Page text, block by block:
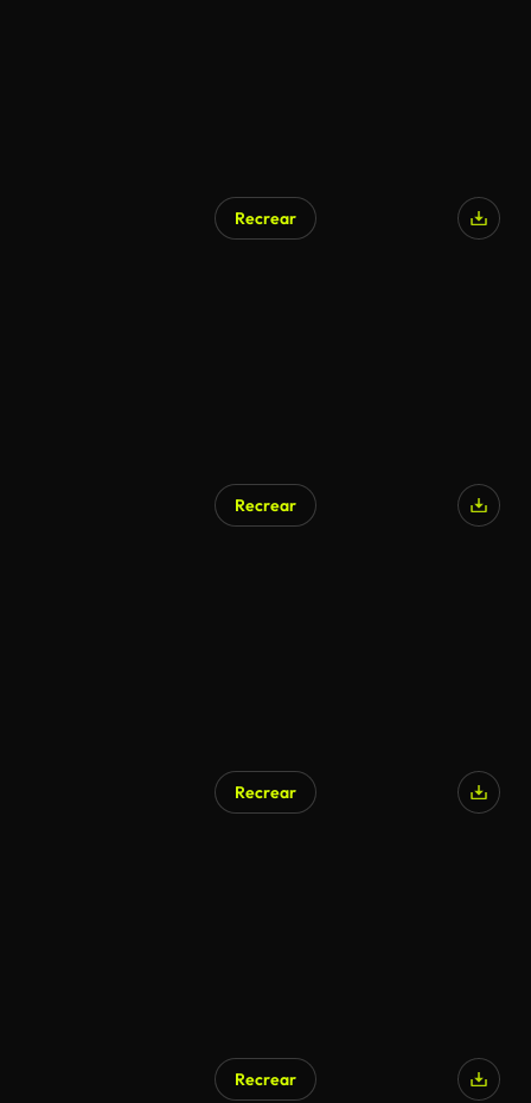
Recrear
Recrear
Recrear
Recrear